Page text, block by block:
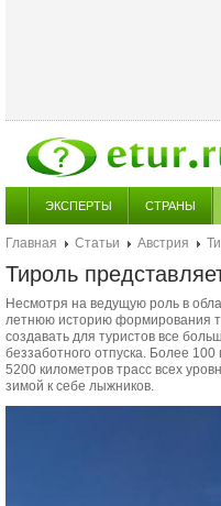
ЭКСПЕРТЫ СТРАНЫ
Главная Статьи Австрия
Тироль
Несмотря на ведущую роль в
летнюю историю формирования
cоздавать для туристов все
беззаботного отпуска. Более
5200 километров трасс всех
зимой к себе лыжников.